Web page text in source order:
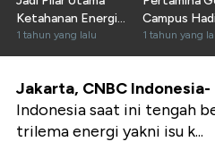
Ketahanan Energi
Nasional
1 tahun yang lalu
Campus
Singapura
1 tahun yang
Jakarta, CNBC Indonesia-
Indonesia saat ini tengah
trilema energi yakni isu k...